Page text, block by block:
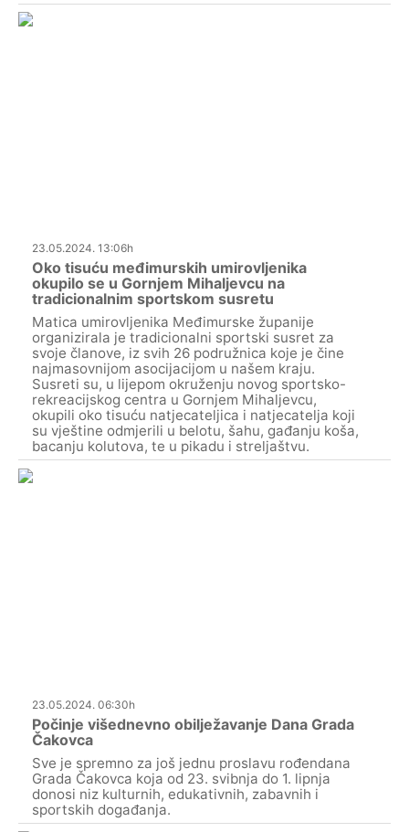
23.05.2024. 13:06h
Oko tisuću međimurskih umirovljenika
okupilo se u Gornjem Mihaljevcu na
tradicionalnim sportskom susretu
Matica umirovljenika Međimurske županije
organizirala je tradicionalni sportski susret za
svoje članove, iz svih 26 podružnica koje je čine
najmasovnijom asocijacijom u našem kraju.
Susreti su, u lijepom okruženju novog sportsko-
rekreacijskog centra u Gornjem Mihaljevcu,
okupili oko tisuću natjecateljica i natjecatelja koji
su vještine odmjerili u belotu, šahu, gađanju koša,
bacanju kolutova, te u pikadu i streljaštvu.
23.05.2024. 06:30h
Počinje višednevno obilježavanje Dana Grada
Čakovca
Sve je spremno za još jednu proslavu rođendana
Grada Čakovca koja od 23. svibnja do 1. lipnja
donosi niz kulturnih, edukativnih, zabavnih i
sportskih događanja.